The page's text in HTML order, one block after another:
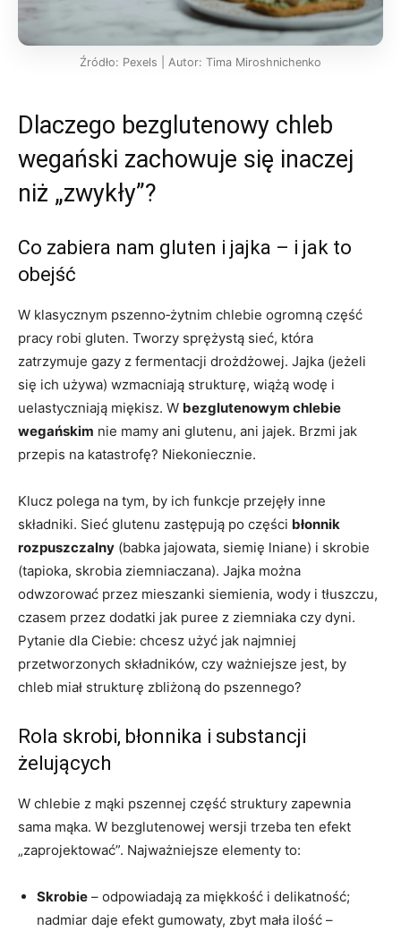
Źródło: Pexels | Autor: Tima Miroshnichenko
Dlaczego bezglutenowy chleb
wegański zachowuje się inaczej
niż „zwykły”?
Co zabiera nam gluten i jajka – i jak to
obejść
W klasycznym pszenno‑żytnim chlebie ogromną część
pracy robi gluten. Tworzy sprężystą sieć, która
zatrzymuje gazy z fermentacji drożdżowej. Jajka (jeżeli
się ich używa) wzmacniają strukturę, wiążą wodę i
uelastyczniają miękisz. W bezglutenowym chlebie
wegańskim nie mamy ani glutenu, ani jajek. Brzmi jak
przepis na katastrofę? Niekoniecznie.
Klucz polega na tym, by ich funkcje przejęły inne
składniki. Sieć glutenu zastępują po części błonnik
rozpuszczalny (babka jajowata, siemię lniane) i skrobie
(tapioka, skrobia ziemniaczana). Jajka można
odwzorować przez mieszanki siemienia, wody i tłuszczu,
czasem przez dodatki jak puree z ziemniaka czy dyni.
Pytanie dla Ciebie: chcesz użyć jak najmniej
przetworzonych składników, czy ważniejsze jest, by
chleb miał strukturę zbliżoną do pszennego?
Rola skrobi, błonnika i substancji
żelujących
W chlebie z mąki pszennej część struktury zapewnia
sama mąka. W bezglutenowej wersji trzeba ten efekt
„zaprojektować”. Najważniejsze elementy to:
Skrobie – odpowiadają za miękkość i delikatność;
nadmiar daje efekt gumowaty, zbyt mała ilość –